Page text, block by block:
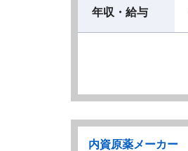
年収・給与
内資原薬メーカー